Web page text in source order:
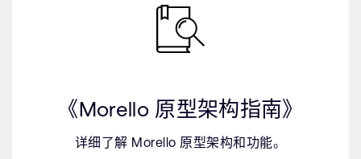
《Morello 原型架构指南》
详细了解 Morello 原型架构和功能。